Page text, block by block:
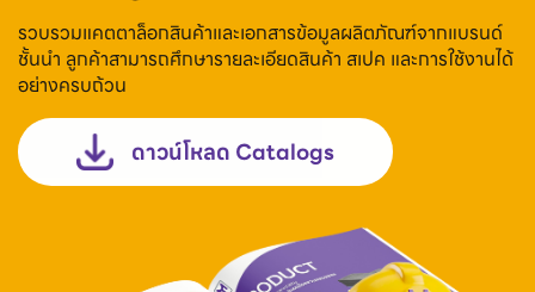
รวบรวมแคตตาล็อกสินค้าและเอกสารข้อมูลผลิตภัณฑ์จากแบรนด์
ชั้นนำ ลูกค้าสามารถศึกษารายละเอียดสินค้า สเปค และการใช้งานได้
อย่างครบถ้วน
ดาวน์โหลด Catalogs